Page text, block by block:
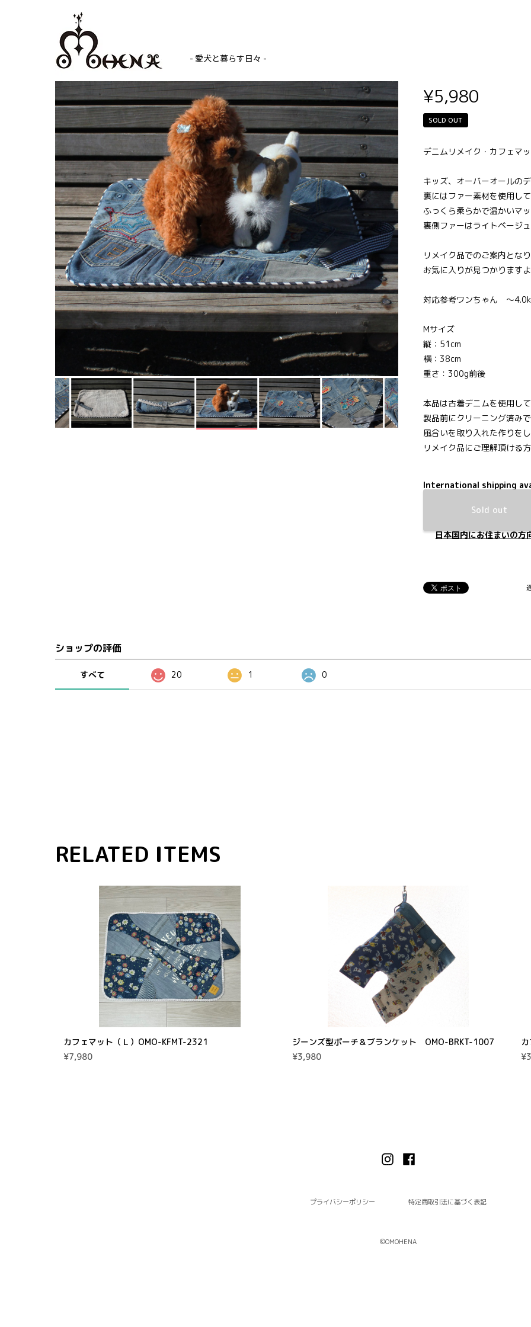
- 愛犬と暮らす日々 -
¥5,980
SOLD OUT
デニムリメイク・カフェマ
キッズ、オーバーオールの
裏にはファー素材を使用し
ふっくら柔らかで温かいマッ
裏側ファーはライトベージュ
リメイク品でのご案内とな
お気に入りが見つかります
対応参考ワンちゃん ～
Mサイズ
縦：51cm
横：38cm
重さ：300g前後
本品は古着デニムを使用して
製品前にクリーニング済みで
風合いを取り入れた作りをし
リメイク品にご理解頂ける
International shipping
Sold out
日本国内にお住まいの方
ショップの評価
すべて 20 1 0
RELATED ITEMS
カフェマット（Ｌ）OMO-KFMT-2321
¥7,980
ジーンズ型ポーチ＆ブランケット OMO-BRKT-1007
¥3,980
プライバシーポリシー 特定商取引法に基づく表記
©︎OMOHENA